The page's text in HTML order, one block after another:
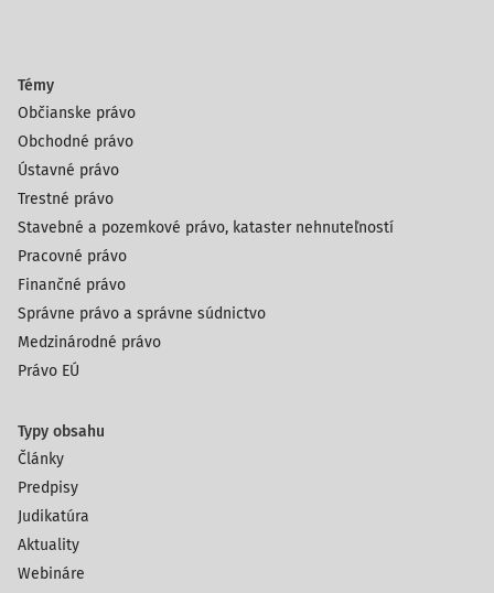
Témy
Občianske právo
Obchodné právo
Ústavné právo
Trestné právo
Stavebné a pozemkové právo, kataster nehnuteľností
Pracovné právo
Finančné právo
Správne právo a správne súdnictvo
Medzinárodné právo
Právo EÚ
Typy obsahu
Články
Predpisy
Judikatúra
Aktuality
Webináre